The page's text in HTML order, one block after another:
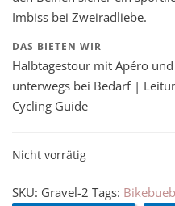
Imbiss bei Zweiradliebe.
DAS BIETEN WIR
Halbtagestour mit Apéro
unterwegs bei Bedarf |
Cycling Guide
Nicht vorrätig
SKU: Gravel-2 Tags: